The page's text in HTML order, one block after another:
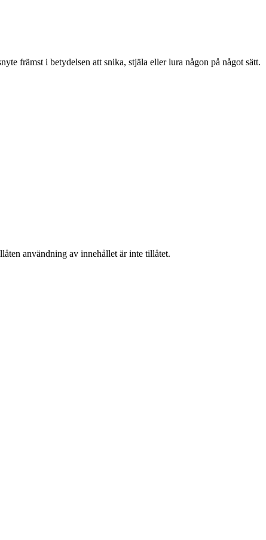
främst i betydelsen att snika, stjäla eller lura någon på något sätt.
användning av innehållet är inte tillåtet.